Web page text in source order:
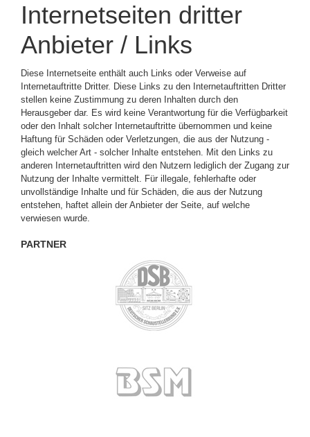
Internetseiten dritter
Anbieter / Links
Diese Internetseite enthält auch Links oder Verweise auf
Internetauftritte Dritter. Diese Links zu den Internetauftritten Dritter
stellen keine Zustimmung zu deren Inhalten durch den
Herausgeber dar. Es wird keine Verantwortung für die Verfügbarkeit
oder den Inhalt solcher Internetauftritte übernommen und keine
Haftung für Schäden oder Verletzungen, die aus der Nutzung -
gleich welcher Art - solcher Inhalte entstehen. Mit den Links zu
anderen Internetauftritten wird den Nutzern lediglich der Zugang zur
Nutzung der Inhalte vermittelt. Für illegale, fehlerhafte oder
unvollständige Inhalte und für Schäden, die aus der Nutzung
entstehen, haftet allein der Anbieter der Seite, auf welche
verwiesen wurde.
PARTNER